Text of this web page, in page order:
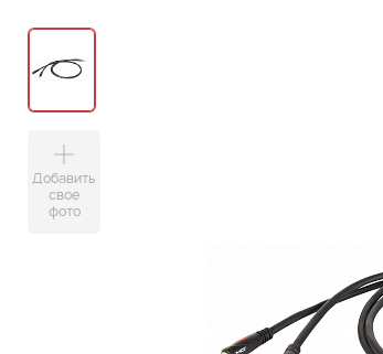
Добавить
свое
фото